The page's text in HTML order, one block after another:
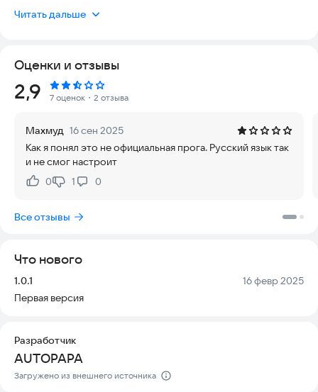
вызывать вопросы о надежности и безопасности сделки.
проверенным продавцам, актуальной информации о
состоянии авто и официальным документам. Доставка
организована так, чтобы минимизировать риски и
обеспечить удобство на каждом этапе.
Авто из Грузии с возможностью доставки практически в
любую страну мира.
Приложение позволяет легко найти нужный автомобиль,
сравнить цены и оформить заказ без лишних хлопот. Вы
всегда актуальна, а процесс покупки проходит в безопасной
Попробуйте установить приложение прямо сейчас и
откройте для себя новые возможности покупки автомобиля.
Читать дальше
Оценки и отзывы
Рейтинг:
2,9 7 оценок ・2 отзыва
Махмуд 16 сен 2025
Как я понял это не официальная прога. Русский язык так
и не смог настроит
Нравится:
0Не нравится:
1 0
Все отзывы
Что нового
Версия:
1.0.1 Дата:
16 февр 2025
Первая версия
Разработчик
AUTOPAPA
Загружено из внешнего источника